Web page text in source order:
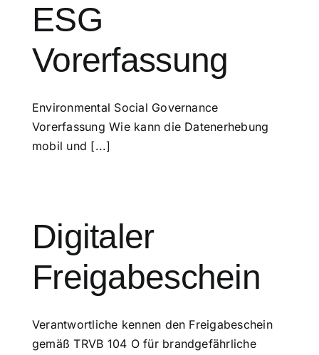
ESG
Vorerfassung
Environmental Social Governance
Vorerfassung Wie kann die Datenerhebung
mobil und [...]
Digitaler
Freigabeschein
Verantwortliche kennen den Freigabeschein
gemäß TRVB 104 O für brandgefährliche